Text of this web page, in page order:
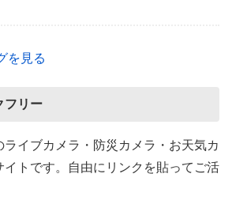
を見る
フリー
イブカメラ・防災カメラ・お天気カ
イトです。自由にリンクを貼ってご活